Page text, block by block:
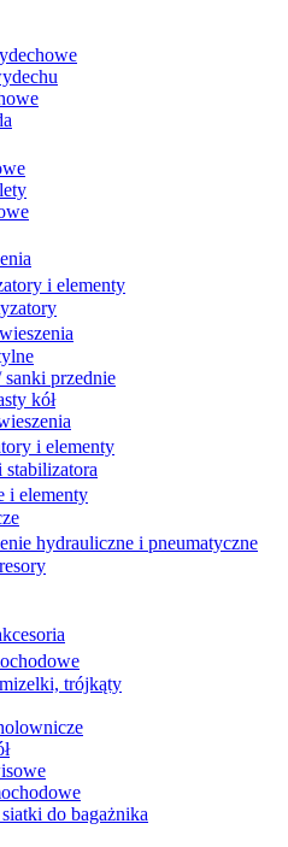
i elementy
przednie
kół
i elementy
stabilizatora
i elementy
hydrauliczne i pneumatyczne
trójkąty
do bagażnika